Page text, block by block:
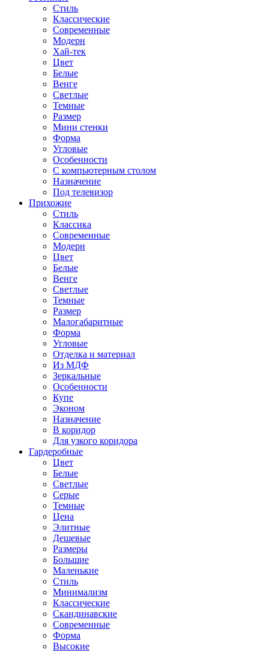
Стиль
Классические
Современные
Модерн
Хай-тек
Цвет
Белые
Венге
Светлые
Темные
Размер
Мини стенки
Форма
Угловые
Особенности
С компьютерным столом
Назначение
Под телевизор
Прихожие
Стиль
Классика
Современные
Модерн
Цвет
Белые
Венге
Светлые
Темные
Размер
Малогабаритные
Форма
Угловые
Отделка и материал
Из МДФ
Зеркальные
Особенности
Купе
Эконом
Назначение
В коридор
Для узкого коридора
Гардеробные
Цвет
Белые
Светлые
Серые
Темные
Цена
Элитные
Дешевые
Размеры
Большие
Маленькие
Стиль
Минимализм
Классические
Скандинавские
Современные
Форма
Высокие